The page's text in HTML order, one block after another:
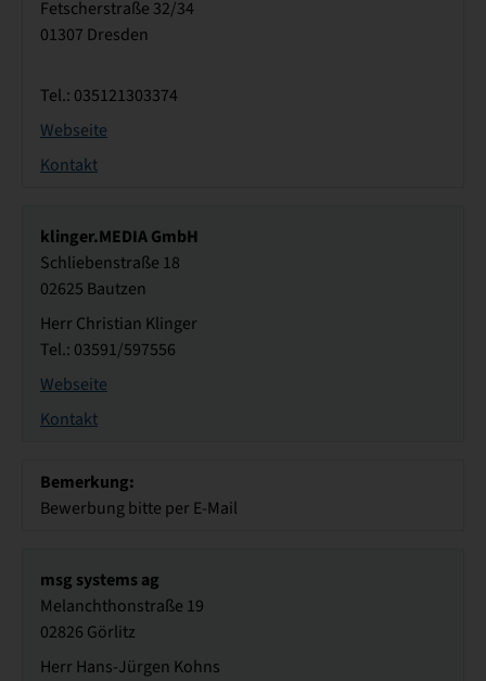
Fetscherstraße 32/34
01307 Dresden
Tel.: 035121303374
Webseite
Kontakt
klinger.MEDIA GmbH
Schliebenstraße 18
02625 Bautzen
Herr Christian Klinger
Tel.: 03591/597556
Webseite
Kontakt
Bemerkung:
Bewerbung bitte per E-Mail
msg systems ag
Melanchthonstraße 19
02826 Görlitz
Herr Hans-Jürgen Kohns